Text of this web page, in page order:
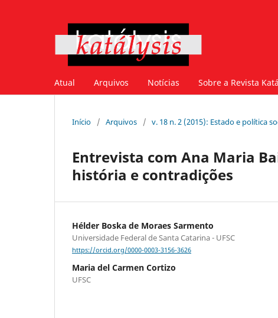
Atual Arquivos Notícias Sobre a Revista
Início / Arquivos / v. 18 n. 2 (2015): Estado e política
Entrevista com Ana Maria
história e contradições
Hélder Boska de Moraes Sarmento
Universidade Federal de Santa Catarina - UFSC
https://orcid.org/0000-0003-3156-3626
Maria del Carmen Cortizo
UFSC